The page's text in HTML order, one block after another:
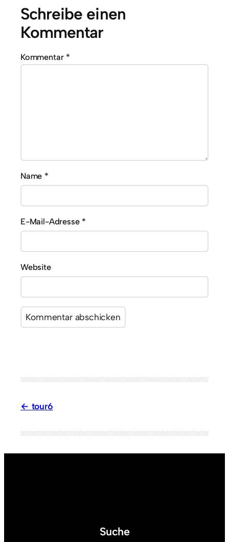
Schreibe einen
Kommentar
Kommentar *
Name *
E-Mail-Adresse *
Website
tour6
Suche